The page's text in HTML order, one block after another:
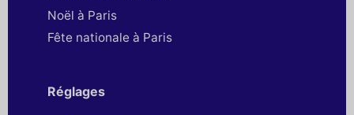
Noël à Paris
Fête nationale à Paris
Réglages